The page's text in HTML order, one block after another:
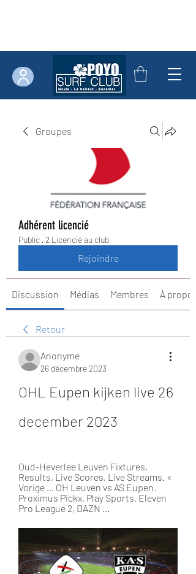
Groupes
Adhérent licencié
Public · 2 Licencié au club
Rejoindre
Discussion Médias Membres À propos
Retour
Anonyme
26 décembre 2023
OHL Eupen kijken live 26
december 2023
Oud-Heverlee Leuven Fixtures,
Results, Live Scores, Live Streams. «
Vorige ... OH Leuven vs AS Eupen ·
Proximus Pickx, Play Sports, Eleven
Pro League 2, DAZN ...